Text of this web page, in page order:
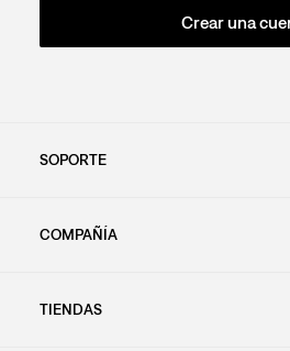
Crear una
SOPORTE
COMPAÑÍA
TIENDAS